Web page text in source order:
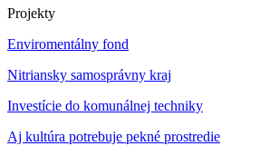
Projekty
Enviromentálny fond
Nitriansky samosprávny kraj
Investície do komunálnej techniky
Aj kultúra potrebuje pekné prostredie